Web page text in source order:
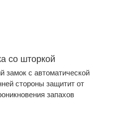
со шторкой
замок с автоматической
стороны защитит от
запахов